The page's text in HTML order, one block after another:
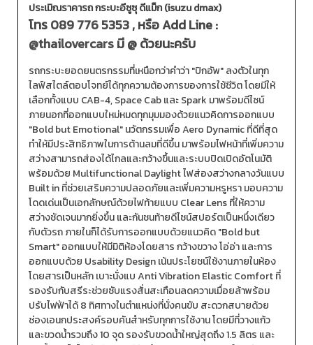
ประเมิณราคารถ กระบะอีซูซุ ดีแม็ก (isuzu dmax)
โทร089 776 5353, หรือ Add Line :
@thailovercarsมี @ ด้วยนะครับ
รถกระบะยอดยนตรกรรมที่เหนือกว่าคำว่า "ปิกอัพ" ลงตัวในทุก
ไลฟ์สไตล์ตอบโจทย์ได้ทุกความต้องการของการใช้ชีวิต โดยมีให้
เลือกทั้งแบบ CAB-4, Space Cab และ Spark มาพร้อมดีไซน์
ภายนอกที่ออกแบบใหม่หมดทุกมุมมองด้วยแนวคิดการออกแบบ
"Bold but Emotional" นวัตกรรมเพื่อ Aero Dynamic ที่ดีที่สุด
ทำให้มีประสิทธิภาพในการต้านลมที่ดีขึ้น มาพร้อมไฟหน้าที่เพิ่มความ
สว่างสามารถส่องได้ไกลและกว้างขึ้นและระบบปิดเปิดอัตโนมัติ
พร้อมด้วย Multifunctional Daylight ไฟส่องสว่างกลางวันแบบ
Built in ที่ช่วยเสริมความปลอดภัยและเพิ่มความหรูหรา มอบความ
โดดเด่นเป็นเอกลักษณ์ด้วยไฟท้ายแบบ Clear Lens ที่ให้ความ
สว่างชัดเจนมากยิ่งขึ้น และกันชนท้ายดีไซน์สปอร์ตเป็นหนึ่งเดียว
กับตัวรถ ภายในก็ได้รับการออกแบบด้วยแนวคิด "Bold but
Smart" ออกแบบให้มีมิติห้องโดยสาร กว้างขวาง โอ่อ่า และการ
ออกแบบด้วย Usability Design เน้นประโยชน์ใช้งานภายในห้อง
โดยสารเป็นหลัก เบาะนั่งแบ Anti Vibration Elastic Comfort ที่
รองรับกับสรีระช่วยซับแรงสั่นสะเทือนลดความเมื่อยล้าพร้อม
ปรับไฟฟ้าได้ 8 ทิศทางในตำแหน่งที่นั่งคนขับ สะดวกสบายด้วย
ช่องเอนกประสงค์รอบคันสำหรับทุกการใช้งาน โดยมีที่วางแก้ว
และขวดน้ำรวมถึง 10 จุด รองรับขวดน้ำใหญ่สุดถึง 1.5 ลิตร และ